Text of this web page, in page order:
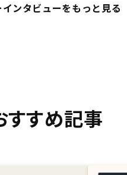
ンタビューをもっと見る
すめ記事